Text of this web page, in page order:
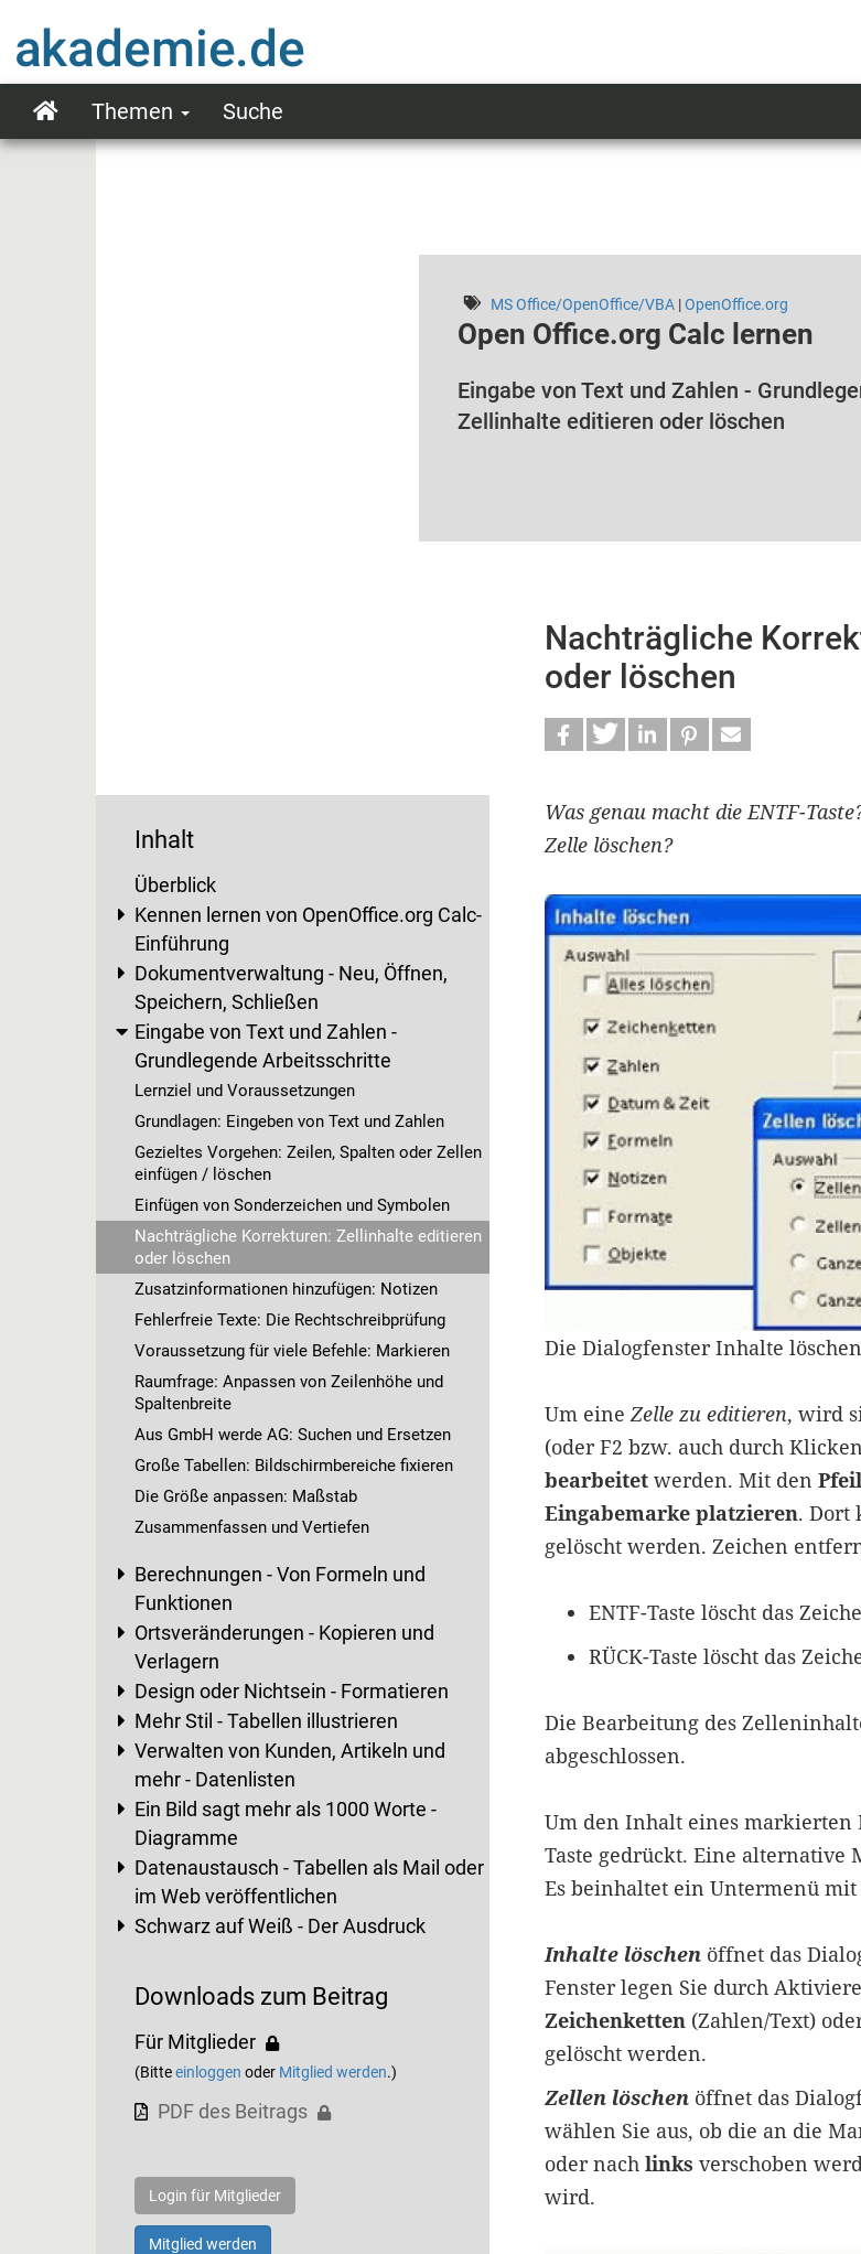
zum
Inhalt
Main
Themen Suche
MS Office/OpenOffice/VBA |OpenOffice.org
Open Office.org Calc lernen
Eingabe von Text und Zahlen -
Zellinhalte editieren oder löschen
Nachträgliche
oder löschen
Inhalt
Überblick
Kennen lernen von OpenOffice.org Calc-
Einführung
Dokumentverwaltung - Neu, Öffnen,
Speichern, Schließen
Eingabe von Text und Zahlen -
Grundlegende Arbeitsschritte
Lernziel und Voraussetzungen
Grundlagen: Eingeben von Text und Zahlen
Gezieltes Vorgehen: Zeilen, Spalten oder Zellen
einfügen / löschen
Einfügen von Sonderzeichen und Symbolen
Nachträgliche Korrekturen: Zellinhalte editieren
oder löschen
Zusatzinformationen hinzufügen: Notizen
Fehlerfreie Texte: Die Rechtschreibprüfung
Voraussetzung für viele Befehle: Markieren
Raumfrage: Anpassen von Zeilenhöhe und
Spaltenbreite
Aus GmbH werde AG: Suchen und Ersetzen
Große Tabellen: Bildschirmbereiche fixieren
Die Größe anpassen: Maßstab
Zusammenfassen und Vertiefen
Berechnungen - Von Formeln und
Funktionen
Ortsveränderungen - Kopieren und
Verlagern
Design oder Nichtsein - Formatieren
Mehr Stil - Tabellen illustrieren
Verwalten von Kunden, Artikeln und
mehr - Datenlisten
Ein Bild sagt mehr als 1000 Worte -
Diagramme
Datenaustausch - Tabellen als Mail oder
im Web veröffentlichen
Schwarz auf Weiß - Der Ausdruck
Downloads zum Beitrag
Für Mitglieder
(Bitteeinloggen oder Mitglied werden.)
PDF des Beitrags
Login für Mitglieder
Mitglied werden
Was genau macht die ENTF-
Zelle löschen?
Die Dialogfenster Inhalte
Um eineZelle zu editieren, wird
(oder F2 bzw. auch durch
bearbeitetwerden. Mit den
Eingabemarke platzieren. Dort
gelöscht werden. Zeichen
ENTF-Taste löscht das
RÜCK-Taste löscht das
Die Bearbeitung des
abgeschlossen.
Um den Inhalt eines markierten
Taste gedrückt. Eine alternative
Es beinhaltet ein Untermenü
Inhalte löschenöffnet das
Fenster legen Sie durch
Zeichenketten(Zahlen/Text)
gelöscht werden.
Zellen löschenöffnet das
wählen Sie aus, ob die an die
oder nach links verschoben
wird.